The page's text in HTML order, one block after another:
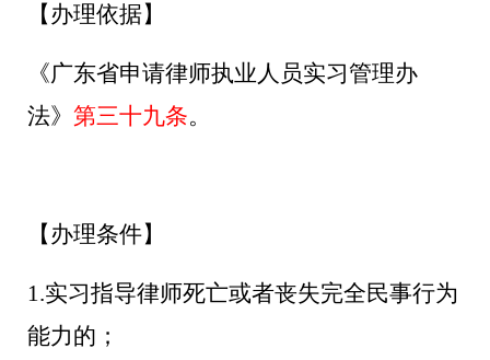
【办理依据】
《广东省申请律师执业人员实习管理办
法》 第三十九条。
【办理条件】
1.实习指导律师死亡或者丧失完全民事行为
能力的；